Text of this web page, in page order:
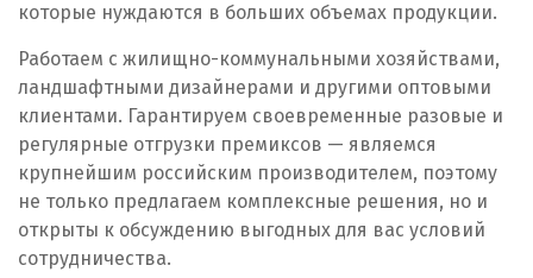
Пермь
Подольск
Походилова
Псков
Пушкино
которые нуждаются в больших объемах продукции.
Работаем с жилищно-коммунальными хозяйствами,
ландшафтными дизайнерами и другими оптовыми
клиентами. Гарантируем своевременные разовые и
регулярные отгрузки премиксов — являемся
крупнейшим российским производителем, поэтому
не только предлагаем комплексные решения, но и
открыты к обсуждению выгодных для вас условий
сотрудничества.